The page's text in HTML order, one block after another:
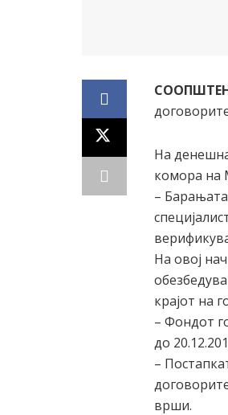
На
комора на
–
На овој
крајот на
– Фондот
до
–
врши.